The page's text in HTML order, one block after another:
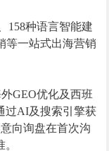
158种语言智能建
等一站式出海营销
GEO优化及西班
过AI及搜索引擎获
向询盘在首次沟